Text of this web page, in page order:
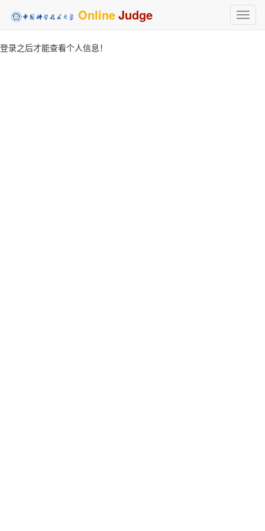
OnlineJudge
登录之后才能查看个人信息！